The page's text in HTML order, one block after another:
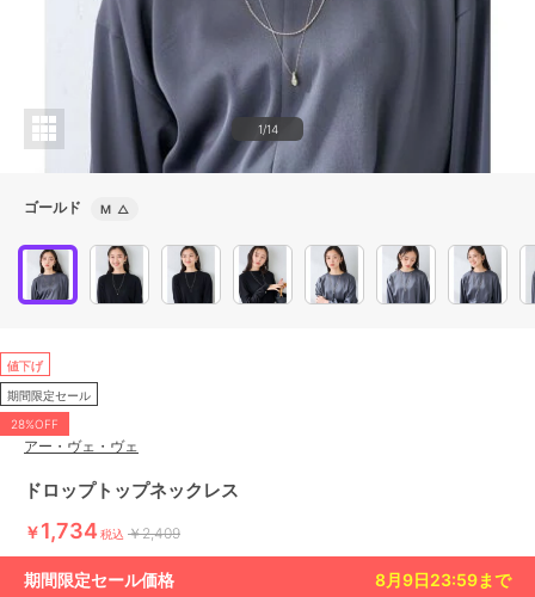
1/14
ゴールド M △
値下げ
期間限定セール
28%OFF
アー・ヴェ・ヴェ
ドロップトップネックレス
￥1,734 税込 ￥2,409
期間限定セール価格 8月9日23:59まで